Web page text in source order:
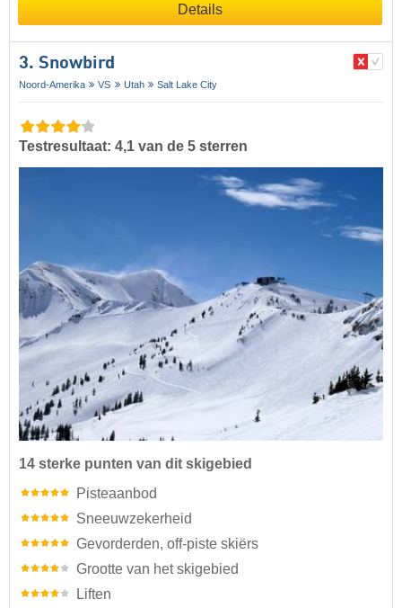
Details
3. Snowbird
Noord-Amerika VS Utah Salt Lake City
Testresultaat: 4,1 van de 5 sterren
14 sterke punten van dit skigebied
Pisteaanbod
Sneeuwzekerheid
Gevorderden, off-piste skiërs
Grootte van het skigebied
Liften